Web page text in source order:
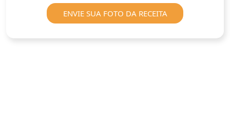
ENVIE SUA FOTO DA RECEITA